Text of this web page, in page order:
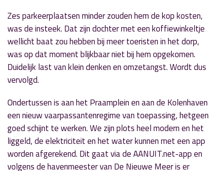
Zes parkeerplaatsen minder zouden hem de kop kosten,
was de insteek. Dat zijn dochter met een koffiewinkeltje
wellicht baat zou hebben bij meer toeristen in het dorp,
was op dat moment blijkbaar niet bij hem opgekomen.
Duidelijk last van klein denken en omzetangst. Wordt dus
vervolgd.
Ondertussen is aan het Praamplein en aan de Kolenhaven
een nieuw vaarpassantenregime van toepassing, hetgeen
goed schijnt te werken. We zijn plots heel modern en het
liggeld, de elektriciteit en het water kunnen met een app
worden afgerekend. Dit gaat via deAANUIT.net-app en
volgens de havenmeester van De Nieuwe Meeris er